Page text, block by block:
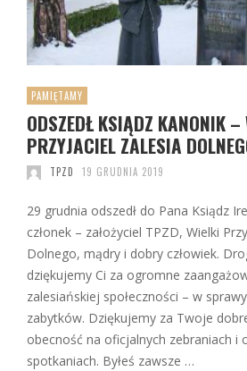
PAMIĘTAMY
ODSZEDŁ KSIĄDZ KANONIK –
PRZYJACIEL ZALESIA
TPZD 19 GRUDNIA 2019
29 grudnia odszedł do Pana Ksiądz
członek – założyciel TPZD, Wielki
Dolnego, mądry i dobry człowiek.
dziękujemy Ci za ogromne
zalesiańskiej społeczności – w
zabytków. Dziękujemy za Twoje
obecność na oficjalnych zebraniach i
spotkaniach. Byłeś zawsze …